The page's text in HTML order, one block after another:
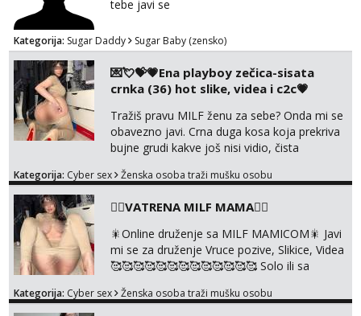
tebe javi se
Kategorija: Sugar Daddy Sugar Baby (zensko)
💌💘💝💗Ena playboy zečica-sisata
crnka (36) hot slike, videa i c2c💗
Tražiš pravu MILF ženu za sebe? Onda mi se
obavezno javi. Crna duga kosa koja prekriva
bujne grudi kakve još nisi vidio, čista
pričam. Prave pune usne koje će ti se urezati
Uvijek sam spremna za ONLOINE zabavu.
Volim vruće u porukama uz pokoju fotku.
Radim slikice i videa po tvojoj želji te imam
raznih mater...
Kategorija: Cyber sex Ženska osoba traži mušku osobu
❤️‍🔥VATRENA MILF MAMA❤️‍🔥
🎇Online druženje sa MILF MAMICOM🎇 Javi
mi se za druženje Vruce pozive, Slikice, Videa
🥰🥰🥰🥰🥰🥰🥰🥰🥰🥰🥰🥰🥰 Solo ili sa
WhatsApp ili Telegram WhatsApp 👉
Kategorija: Cyber sex Ženska osoba traži mušku osobu